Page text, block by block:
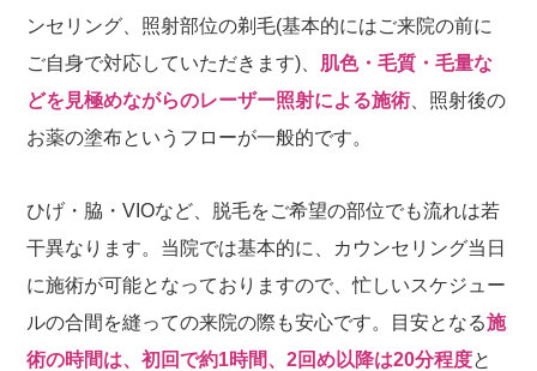
ンセリング、照射部位の剃毛(基本的にはご来院の前に
ご自身で対応していただきます)、 肌色・毛質・毛量な
どを見極めながらのレーザー照射による施術 、照射後の
お薬の塗布というフローが一般的です。
ひげ・脇・VIOなど、脱毛をご希望の部位でも流れは若
干異なります。当院では基本的に、カウンセリング当日
に施術が可能となっておりますので、忙しいスケジュー
ルの合間を縫っての来院の際も安心です。目安となる施
術の時間は、初回で約1時間、2回め以降は20分程度と